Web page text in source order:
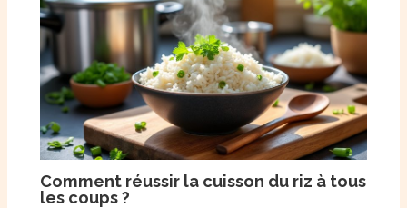
Comment réussir la cuisson du riz à tous
les coups ?